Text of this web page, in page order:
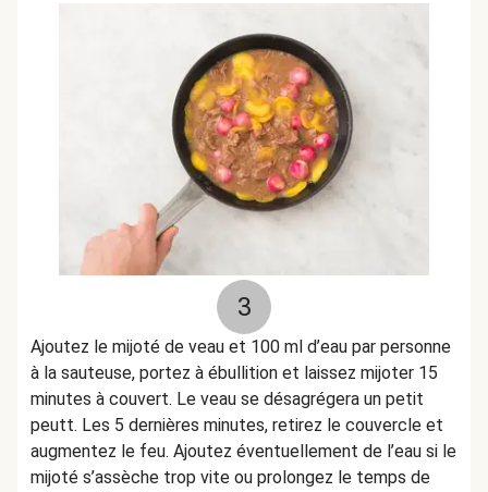
3
Ajoutez le mijoté de veau et 100 ml d’eau par personne
à la sauteuse, portez à ébullition et laissez mijoter 15
minutes à couvert. Le veau se désagrégera un petit
peutt. Les 5 dernières minutes, retirez le couvercle et
augmentez le feu. Ajoutez éventuellement de l’eau si le
mijoté s’assèche trop vite ou prolongez le temps de